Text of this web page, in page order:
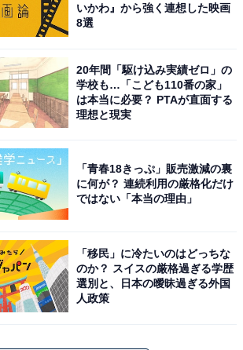
」ランキング！ 1位は「大分上野丘高等学
」、2位は？
いかわ』から強く連想した映画
8選
20年間「駆け込み実績ゼロ」の
学校も…「こども110番の家」
は本当に必要？ PTAが直面する
理想と現実
「青春18きっぷ」販売激減の裏
に何が？ 連続利用の厳格化だけ
ではない「本当の理由」
「移民」に冷たいのはどっちな
のか？ スイスの厳格過ぎる学歴
選別と、日本の曖昧過ぎる外国
人政策